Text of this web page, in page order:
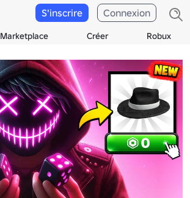
Marketplace Créer Robux
S'inscrire Connexion